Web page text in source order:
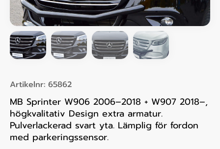
Artikelnr: 65862
MB Sprinter W906 2006–2018 + W907 2018–,
högkvalitativ Design extra armatur.
Pulverlackerad svart yta. Lämplig för fordon
med parkeringssensor.